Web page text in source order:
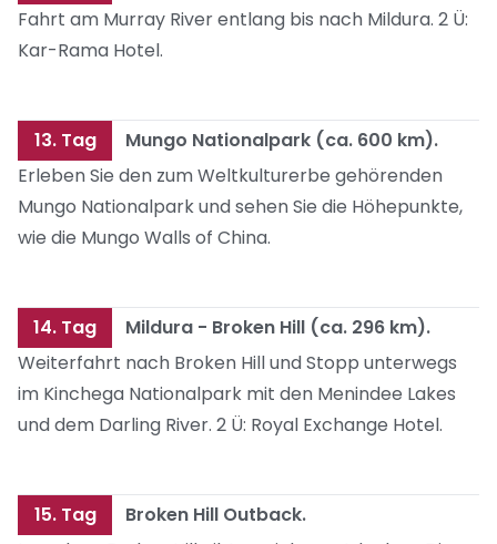
Fahrt am Murray River entlang bis nach Mildura. 2 Ü:
Kar-Rama Hotel.
13. Tag
Mungo Nationalpark (ca. 600 km).
Erleben Sie den zum Weltkulturerbe gehörenden
Mungo Nationalpark und sehen Sie die Höhepunkte,
wie die Mungo Walls of China.
14. Tag
Mildura - Broken Hill (ca. 296 km).
Weiterfahrt nach Broken Hill und Stopp unterwegs
im Kinchega Nationalpark mit den Menindee Lakes
und dem Darling River. 2 Ü: Royal Exchange Hotel.
15. Tag
Broken Hill Outback.